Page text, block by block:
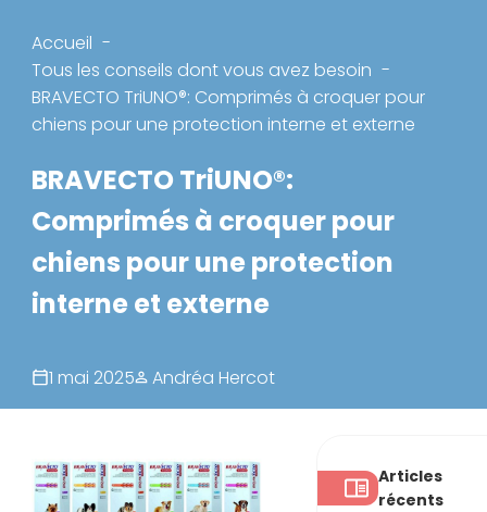
Accueil
Tous les conseils dont vous avez besoin
BRAVECTO TriUNO®: Comprimés à croquer pour
chiens pour une protection interne et externe
BRAVECTO TriUNO®:
Comprimés à croquer pour
chiens pour une protection
interne et externe
1 mai 2025 Andréa Hercot
Articles
récents